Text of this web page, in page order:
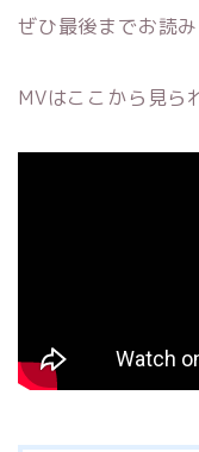
ぜひ最後までお読み
MVはここから見ら